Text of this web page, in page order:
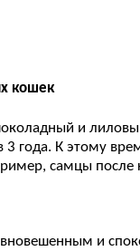
кошек
и
года. К этому
самцы после
и